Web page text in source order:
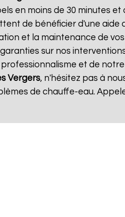
en moins de 30 minutes et
de bénéficier d'une aide
et la maintenance de
sur nos
et de
Vergers, n'hésitez pas à
de chauffe-eau.